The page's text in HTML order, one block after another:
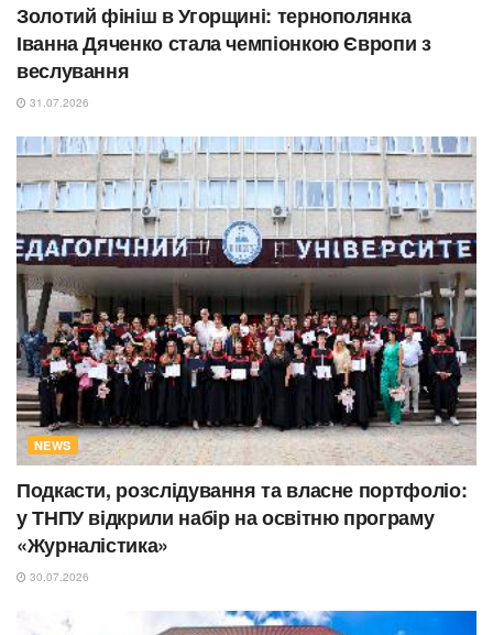
Золотий фініш в Угорщині: тернополянка
Іванна Дяченко стала чемпіонкою Європи з
веслування
31.07.2026
NEWS
Подкасти, розслідування та власне портфоліо:
у ТНПУ відкрили набір на освітню програму
«Журналістика»
30.07.2026